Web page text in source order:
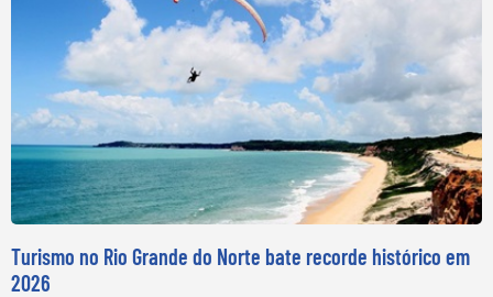
Turismo no Rio Grande do Norte bate recorde histórico em
2026